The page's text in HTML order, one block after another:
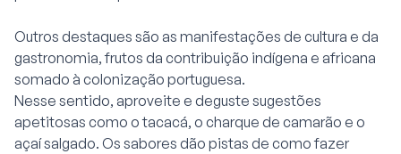
Outros destaques são as manifestações de cultura e da
gastronomia, frutos da contribuição indígena e africana
somado à colonização portuguesa.
Nesse sentido, aproveite e deguste sugestões
apetitosas como o tacacá, o charque de camarão e o
açaí salgado. Os sabores dão pistas de como fazer